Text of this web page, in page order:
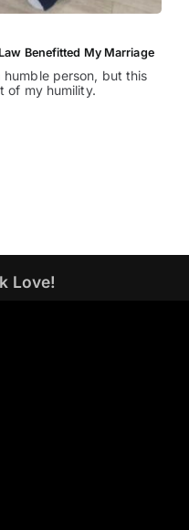
Benefitted My Marriage
humble person, but this
of my humility.
Love!